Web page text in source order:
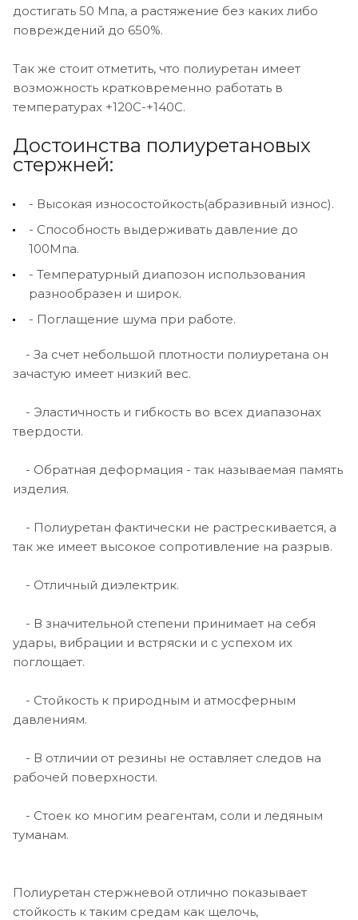
достигать 50 Мпа, а растяжение без каких либо
повреждений до 650%.
Так же стоит отметить, что полиуретан имеет
возможность кратковременно работать в
температурах +120С-+140С.
Достоинства полиуретановых
стержней:
- Высокая износостойкость(абразивный износ).
- Способность выдерживать давление до
100Мпа.
- Температурный диапозон использования
разнообразен и широк.
- Поглащение шума при работе.
- За счет небольшой плотности полиуретана он
зачастую имеет низкий вес.
- Эластичность и гибкость во всех диапазонах
твердости.
- Обратная деформация - так называемая память
изделия.
- Полиуретан фактически не растрескивается, а
так же имеет высокое сопротивление на разрыв.
- Отличный диэлектрик.
- В значительной степени принимает на себя
удары, вибрации и встряски и с успехом их
поглощает.
- Стойкость к природным и атмосферным
давлениям.
- В отличии от резины не оставляет следов на
рабочей поверхности.
- Стоек ко многим реагентам, соли и ледяным
туманам.
Полиуретан стержневой отлично показывает
стойкость к таким средам как щелочь,